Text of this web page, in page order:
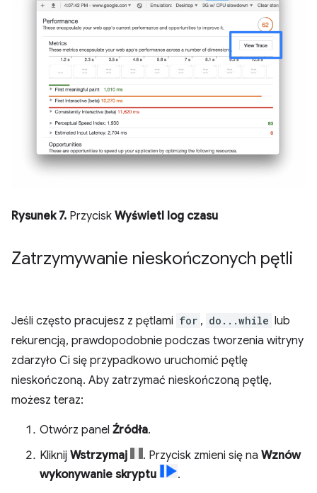
Rysunek 7. Przycisk Wyświetl log czasu
Zatrzymywanie nieskończonych pętli
Jeśli często pracujesz z pętlami for , do...while lub
rekurencją, prawdopodobnie podczas tworzenia witryny
zdarzyło Ci się przypadkowo uruchomić pętlę
nieskończoną. Aby zatrzymać nieskończoną pętlę,
możesz teraz:
Otwórz panel Źródła.
Kliknij Wstrzymaj . Przycisk zmieni się na Wznów
wykonywanie skryptu
.